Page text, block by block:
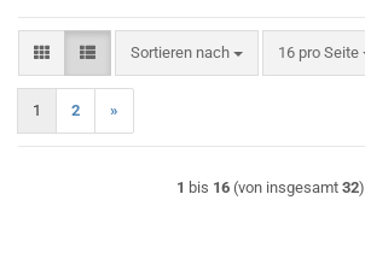
Sortieren nach
Sortieren nach 16 pro Seite
pro Seite
1 2 »
1 bis 16 (von insgesamt 32)